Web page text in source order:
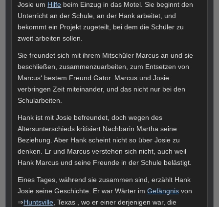
Josie um Hilfe beim Einzug in das Motel. Sie beginnt den
Unterricht an der Schule, an der Hank arbeitet, und
bekommt ein Projekt zugeteilt, bei dem die Schüler zu
zweit arbeiten sollen.
Sie freundet sich mit ihrem Mitschüler Marcus an und sie
beschließen, zusammenzuarbeiten, zum Entsetzen von
Marcus‘ bestem Freund Gator. Marcus und Josie
verbringen Zeit miteinander, und das nicht nur bei den
Schularbeiten.
Hank ist mit Josie befreundet, doch wegen des
Altersunterschieds kritisiert Nachbarin Martha seine
Beziehung. Aber Hank scheint nicht so über Josie zu
denken. Er und Marcus verstehen sich nicht, auch weil
Hank Marcus und seine Freunde in der Schule belästigt.
Eines Tages, während sie zusammen sind, erzählt Hank
Josie seine Geschichte. Er war Wärter imGefängnis von
⇒Huntsville, Texas , wo er einer derjenigen war, die